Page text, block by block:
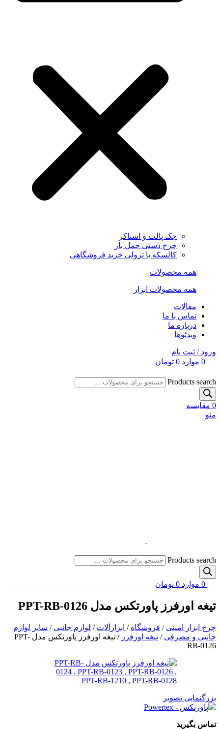
جک پالت و استاکر
چرخ دستی حمل بار
کالسکه یا ترولی خرید فروشگاهی
همه محصولات
همه محصولات ابزار
مقالات
تماس با ما
درباره ما
ویدئوها
ورود / ثبت نام
0 موارد 0 تومان
Products search
0 مقایسه
منو
Products search
0 موارد 0 تومان
تیغه اورفرز پاورتکس مدل PPT-RB-0126
چرخ ابزار امینی / فروشگاه / ابزارآلات / لوازم جانبی / سایر لوازم
جانبی و مصرفی / تیغه اورفرز /
تیغه اورفرز پاورتکس مدل PPT-
RB-0126
بزرگنمایی تصویر
تماس بگیرید